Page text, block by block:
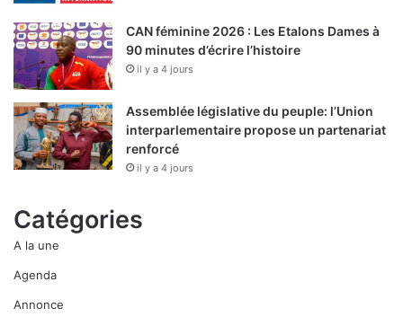
CAN féminine 2026 : Les Etalons Dames à
90 minutes d’écrire l’histoire
il y a 4 jours
Assemblée législative du peuple: l’Union
interparlementaire propose un partenariat
renforcé
il y a 4 jours
Catégories
A la une
Agenda
Annonce